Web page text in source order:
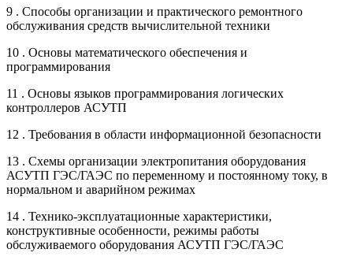
9 . Способы организации и практического ремонтного
обслуживания средств вычислительной техники
10 . Основы математического обеспечения и
программирования
11 . Основы языков программирования логических
контроллеров АСУТП
12 . Требования в области информационной безопасности
13 . Схемы организации электропитания оборудования
АСУТП ГЭС/ГАЭС по переменному и постоянному току, в
нормальном и аварийном режимах
14 . Технико-эксплуатационные характеристики,
конструктивные особенности, режимы работы
обслуживаемого оборудования АСУТП ГЭС/ГАЭС